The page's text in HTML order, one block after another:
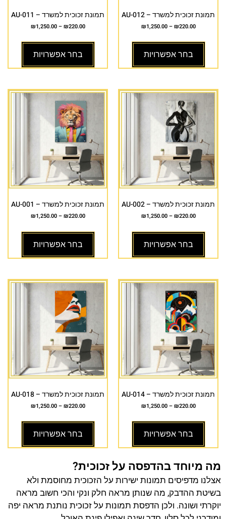
תמונת זכוכית למשרד – AU-012
₪220.00
–
₪1,250.00
בחר אפשרויות
תמונת זכוכית למשרד – AU-011
₪220.00
–
₪1,250.00
בחר אפשרויות
תמונת זכוכית למשרד – AU-002
₪220.00
–
₪1,250.00
בחר אפשרויות
תמונת זכוכית למשרד – AU-001
₪220.00
–
₪1,250.00
בחר אפשרויות
תמונת זכוכית למשרד – AU-014
₪220.00
–
₪1,250.00
בחר אפשרויות
תמונת זכוכית למשרד – AU-018
₪220.00
–
₪1,250.00
בחר אפשרויות
מה מיוחד בהדפסה על זכוכית?
אצלנו מדפיסים תמונות ישירות על הזכוכית מחוסמת ולא
בשיטת ההדבק, מה שנותן מראה חלק ונקי והכי חשוב מראה
יוקרתי ושונה. ולכן הדפסת תמונות על זכוכית נותנת מראה יפה